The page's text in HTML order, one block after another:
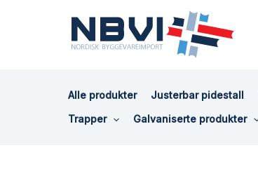
Alle produkter Justerbar pidestall
Trapper
Galvaniserte produkter